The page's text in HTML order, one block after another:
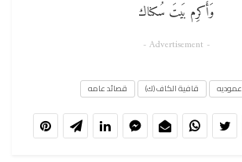
وَأَكرِم بَيتَ سُكناك
- Advertisement -
عموديه قافية الكاف (ك) قصائد عامه